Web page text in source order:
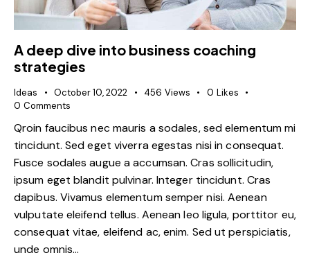
A deep dive into business coaching
strategies
Ideas October 10, 2022 456 Views 0 Likes
0 Comments
Qroin faucibus nec mauris a sodales, sed elementum mi
tincidunt. Sed eget viverra egestas nisi in consequat.
Fusce sodales augue a accumsan. Cras sollicitudin,
ipsum eget blandit pulvinar. Integer tincidunt. Cras
dapibus. Vivamus elementum semper nisi. Aenean
vulputate eleifend tellus. Aenean leo ligula, porttitor eu,
consequat vitae, eleifend ac, enim. Sed ut perspiciatis,
unde omnis…